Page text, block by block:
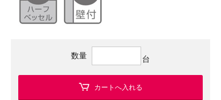
数量 台
カートへ入れる